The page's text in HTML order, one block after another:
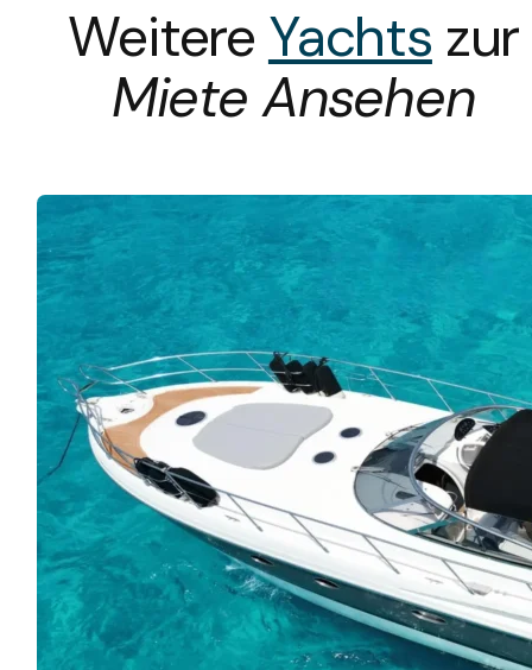
Weitere Yachts zur
Miete Ansehen